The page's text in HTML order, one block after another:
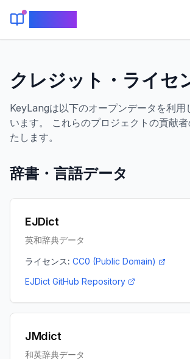
クレジット・ライセ
KeyLangは以下のオープンデータを利用
います。 これらのプロジェクトの貢献
たします。
辞書・言語データ
EJDict
英和辞典データ
ライセンス: CC0 (Public Domain)
EJDict GitHub Repository
JMdict
和英辞典データ